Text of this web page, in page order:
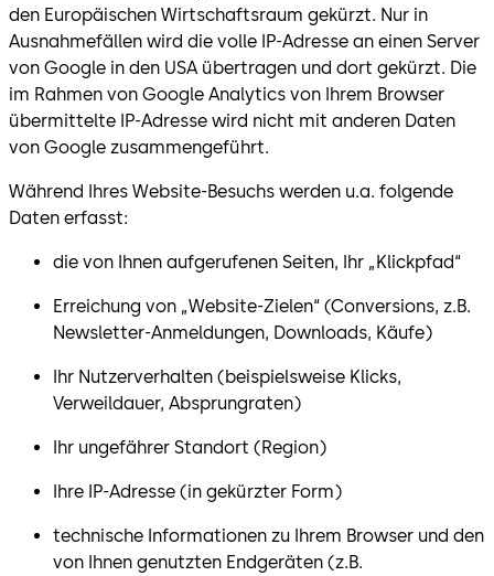
den Europäischen Wirtschaftsraum gekürzt. Nur in
Ausnahmefällen wird die volle IP-Adresse an einen Server
von Google in den USA übertragen und dort gekürzt. Die
im Rahmen von Google Analytics von Ihrem Browser
übermittelte IP-Adresse wird nicht mit anderen Daten
von Google zusammengeführt.
Während Ihres Website-Besuchs werden u.a. folgende
Daten erfasst:
die von Ihnen aufgerufenen Seiten, Ihr „Klickpfad“
Erreichung von „Website-Zielen“ (Conversions, z.B.
Newsletter-Anmeldungen, Downloads, Käufe)
Ihr Nutzerverhalten (beispielsweise Klicks,
Verweildauer, Absprungraten)
Ihr ungefährer Standort (Region)
Ihre IP-Adresse (in gekürzter Form)
technische Informationen zu Ihrem Browser und den
von Ihnen genutzten Endgeräten (z.B.